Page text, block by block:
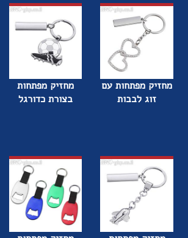
מחזיק מפתחות עם
זוג לבבות
מחזיק מפתחות
בצורת כדורגל